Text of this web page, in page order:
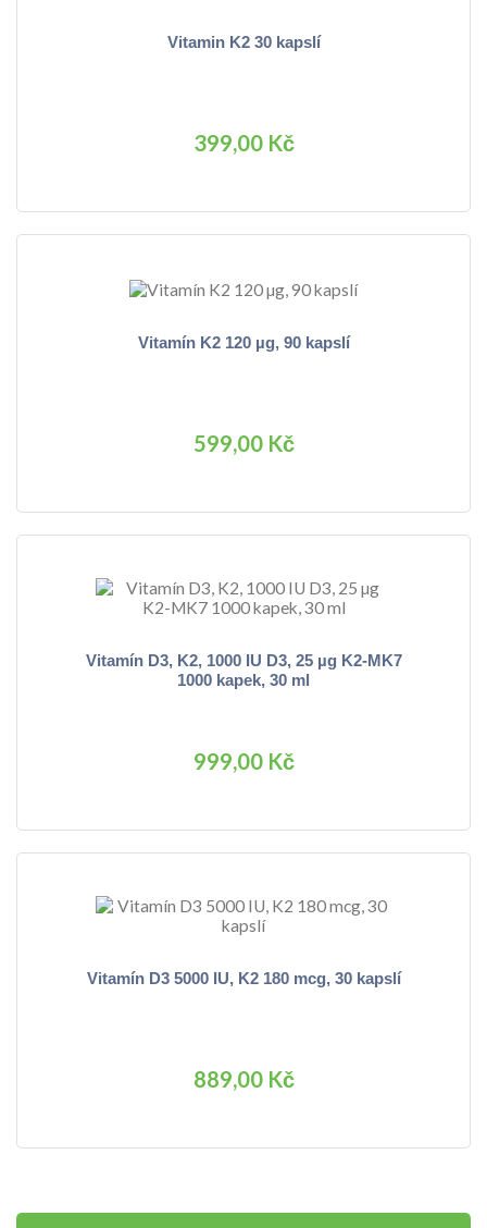
Vitamin K2 30 kapslí
399,00 Kč
Vitamín K2 120 µg, 90 kapslí
599,00 Kč
Vitamín D3, K2, 1000 IU D3, 25 µg K2-MK7
1000 kapek, 30 ml
999,00 Kč
Vitamín D3 5000 IU, K2 180 mcg, 30 kapslí
889,00 Kč